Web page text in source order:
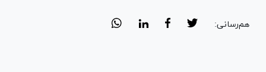
هم‌رسانی: